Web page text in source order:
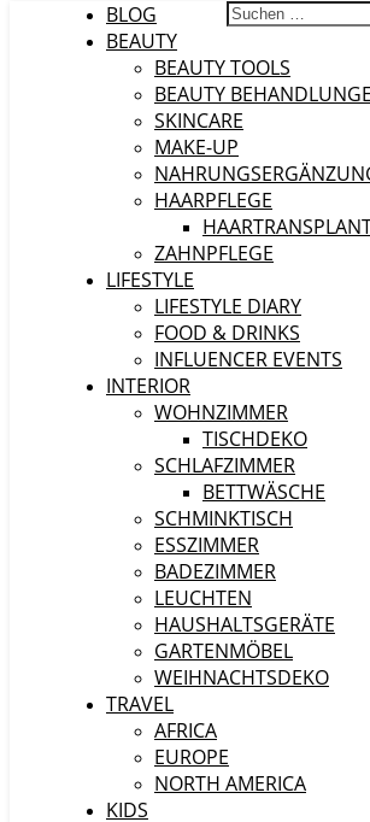
BLOG
BEAUTY
BEAUTY TOOLS
BEAUTY
SKINCARE
MAKE-UP
HAARPFLEGE
ZAHNPFLEGE
LIFESTYLE
LIFESTYLE DIARY
FOOD & DRINKS
INFLUENCER EVENTS
INTERIOR
WOHNZIMMER
TISCHDEKO
SCHLAFZIMMER
BETTWÄSCHE
SCHMINKTISCH
ESSZIMMER
BADEZIMMER
LEUCHTEN
HAUSHALTSGERÄTE
GARTENMÖBEL
WEIHNACHTSDEKO
TRAVEL
AFRICA
EUROPE
NORTH AMERICA
KIDS